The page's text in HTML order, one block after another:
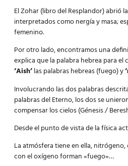
El Zohar (libro del Resplandor) abrió
interpretados como nergía y masa;
femenino.
Por otro lado, encontramos una
explica que la palabra hebrea para el
‘Aish’las palabras hebreas (fuego) y
Involucrando las dos palabras
palabras del Eterno, los dos se
compensar los cielos (Génesis /
Desde el punto de vista de la física
La atmósfera tiene en ella,
con el oxígeno forman «fuego»…